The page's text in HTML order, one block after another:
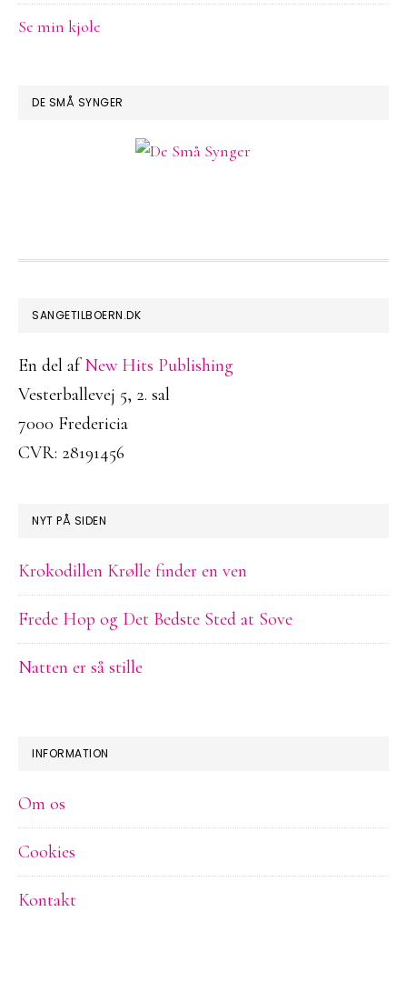
Se min kjole
DE SMÅ SYNGER
FOOTER
SANGETILBOERN.DK
En del afNew Hits Publishing
Vesterballevej 5, 2. sal
7000 Fredericia
CVR: 28191456
NYT PÅ SIDEN
Krokodillen Krølle finder en ven
Frede Hop og Det Bedste Sted at Sove
Natten er så stille
INFORMATION
Om os
Cookies
Kontakt